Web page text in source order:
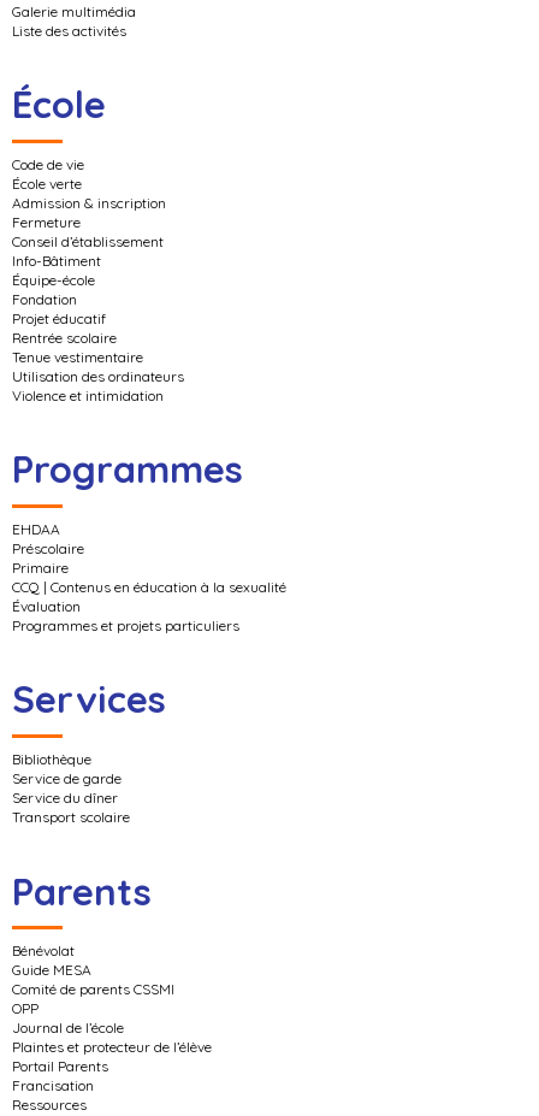
Galerie multimédia
Liste des activités
École
Code de vie
École verte
Admission & inscription
Fermeture
Conseil d’établissement
Info-Bâtiment
Équipe-école
Fondation
Projet éducatif
Rentrée scolaire
Tenue vestimentaire
Utilisation des ordinateurs
Violence et intimidation
Programmes
EHDAA
Préscolaire
Primaire
CCQ | Contenus en éducation à la sexualité
Évaluation
Programmes et projets particuliers
Services
Bibliothèque
Service de garde
Service du dîner
Transport scolaire
Parents
Bénévolat
Guide MESA
Comité de parents CSSMI
OPP
Journal de l’école
Plaintes et protecteur de l’élève
Portail Parents
Francisation
Ressources